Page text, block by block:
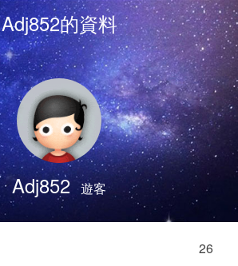
Adj852的資料
Adj852 遊客
26